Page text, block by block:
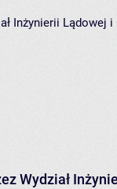
Inżynierii Lądowej
Wydział